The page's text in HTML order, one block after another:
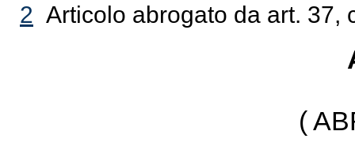
2 Articolo abrogato da art. 37,
(